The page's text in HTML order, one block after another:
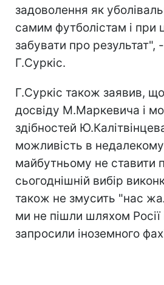
задоволення як
самим футболістам і при
забувати про результат",
Г.Суркіс.
Г.Суркіс також заявив,
досвіду М.Маркевича і
здібностей
можливість в недалекому
майбутньому не ставити
сьогоднішній вибір
також не змусить "нас
ми не пішли шляхом Росії
запросили іноземного